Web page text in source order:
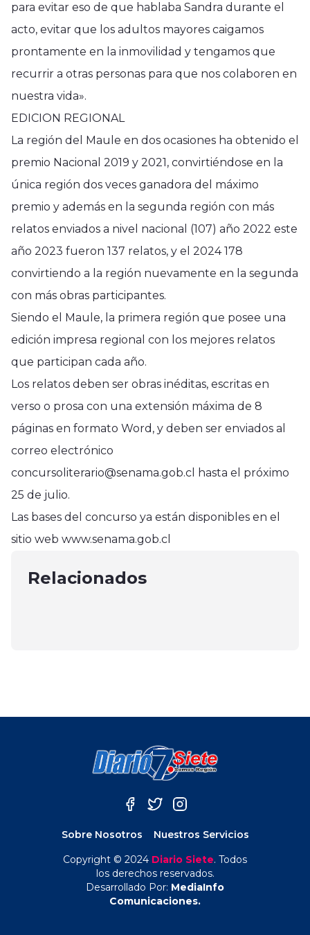
para evitar eso de que hablaba Sandra durante el
acto, evitar que los adultos mayores caigamos
prontamente en la inmovilidad y tengamos que
recurrir a otras personas para que nos colaboren en
nuestra vida».
EDICION REGIONAL
La región del Maule en dos ocasiones ha obtenido el
premio Nacional 2019 y 2021, convirtiéndose en la
única región dos veces ganadora del máximo
premio y además en la segunda región con más
relatos enviados a nivel nacional (107) año 2022 este
año 2023 fueron 137 relatos, y el 2024 178
convirtiendo a la región nuevamente en la segunda
con más obras participantes.
Siendo el Maule, la primera región que posee una
edición impresa regional con los mejores relatos
que participan cada año.
Los relatos deben ser obras inéditas, escritas en
verso o prosa con una extensión máxima de 8
páginas en formato Word, y deben ser enviados al
correo electrónico
concursoliterario@senama.gob.cl hasta el próximo
25 de julio.
Las bases del concurso ya están disponibles en el
sitio web www.senama.gob.cl
Relacionados
Región del Maule
ISL Maule realizó seminario sobre
gestión y seguridad en el rubro
abril 24, 2025
Región del Maule
del Maule y otras regiones de Chile
camión hidrojet en el marco de
Sobre Nosotros
Nuestros Servicios
Copyright © 2024 Diario Siete. Todos
los derechos reservados.
Desarrollado Por: MediaInfo
Comunicaciones.